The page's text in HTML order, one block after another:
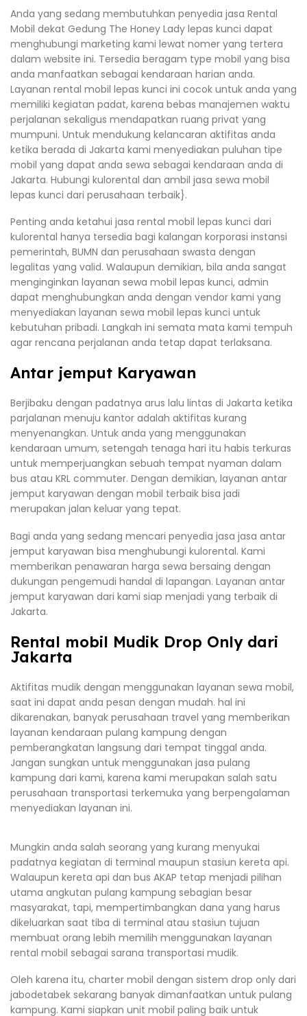
Anda yang sedang membutuhkan penyedia jasa Rental
Mobil dekat Gedung The Honey Lady lepas kunci dapat
menghubungi marketing kami lewat nomer yang tertera
dalam website ini. Tersedia beragam type mobil yang bisa
anda manfaatkan sebagai kendaraan harian anda.
Layanan rental mobil lepas kunci ini cocok untuk anda yang
memiliki kegiatan padat, karena bebas manajemen waktu
perjalanan sekaligus mendapatkan ruang privat yang
mumpuni. Untuk mendukung kelancaran aktifitas anda
ketika berada di Jakarta kami menyediakan puluhan tipe
mobil yang dapat anda sewa sebagai kendaraan anda di
Jakarta. Hubungi kulorental dan ambil jasa sewa mobil
lepas kunci dari perusahaan terbaik}.
Penting anda ketahui jasa rental mobil lepas kunci dari
kulorental hanya tersedia bagi kalangan korporasi instansi
pemerintah, BUMN dan perusahaan swasta dengan
legalitas yang valid. Walaupun demikian, bila anda sangat
menginginkan layanan sewa mobil lepas kunci, admin
dapat menghubungkan anda dengan vendor kami yang
menyediakan layanan sewa mobil lepas kunci untuk
kebutuhan pribadi. Langkah ini semata mata kami tempuh
agar rencana perjalanan anda tetap dapat terlaksana.
Antar jemput Karyawan
Berjibaku dengan padatnya arus lalu lintas di Jakarta ketika
parjalanan menuju kantor adalah aktifitas kurang
menyenangkan. Untuk anda yang menggunakan
kendaraan umum, setengah tenaga hari itu habis terkuras
untuk memperjuangkan sebuah tempat nyaman dalam
bus atau KRL commuter. Dengan demikian, layanan antar
jemput karyawan dengan mobil terbaik bisa jadi
merupakan jalan keluar yang tepat.
Bagi anda yang sedang mencari penyedia jasa jasa antar
jemput karyawan bisa menghubungi kulorental. Kami
memberikan penawaran harga sewa bersaing dengan
dukungan pengemudi handal di lapangan. Layanan antar
jemput karyawan dari kami siap menjadi yang terbaik di
Jakarta.
Rental mobil Mudik Drop Only dari
Jakarta
Aktifitas mudik dengan menggunakan layanan sewa mobil,
saat ini dapat anda pesan dengan mudah. hal ini
dikarenakan, banyak perusahaan travel yang memberikan
layanan kendaraan pulang kampung dengan
pemberangkatan langsung dari tempat tinggal anda.
Jangan sungkan untuk menggunakan jasa pulang
kampung dari kami, karena kami merupakan salah satu
perusahaan transportasi terkemuka yang berpengalaman
menyediakan layanan ini.
Mungkin anda salah seorang yang kurang menyukai
padatnya kegiatan di terminal maupun stasiun kereta api.
Walaupun kereta api dan bus AKAP tetap menjadi pilihan
utama angkutan pulang kampung sebagian besar
masyarakat, tapi, mempertimbangkan dana yang harus
dikeluarkan saat tiba di terminal atau stasiun tujuan
membuat orang lebih memilih menggunakan layanan
rental mobil sebagai sarana transportasi mudik.
Oleh karena itu, charter mobil dengan sistem drop only dari
jabodetabek sekarang banyak dimanfaatkan untuk pulang
kampung. Kami siapkan unit mobil paling baik untuk